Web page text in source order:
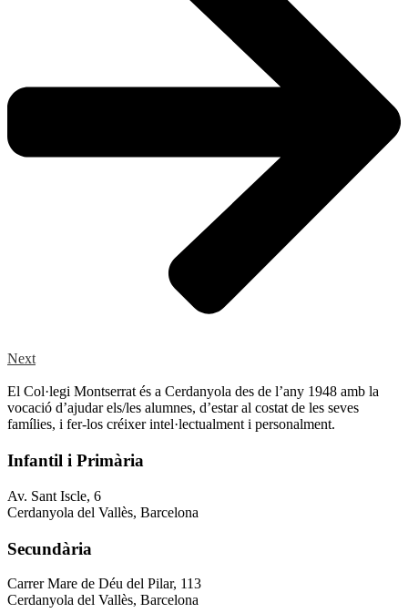
Next
El Col·legi Montserrat és a Cerdanyola des de l’any 1948 amb la
vocació d’ajudar els/les alumnes, d’estar al costat de les seves
famílies, i fer-los créixer intel·lectualment i personalment.
Infantil i Primària
Av. Sant Iscle, 6
Cerdanyola del Vallès, Barcelona
Secundària
Carrer Mare de Déu del Pilar, 113
Cerdanyola del Vallès, Barcelona